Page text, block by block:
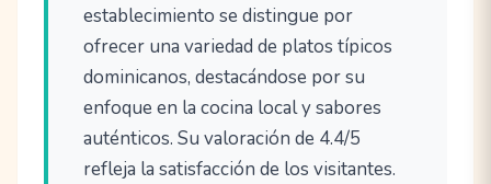
establecimiento se distingue por
ofrecer una variedad de platos típicos
dominicanos, destacándose por su
enfoque en la cocina local y sabores
auténticos. Su valoración de 4.4/5
refleja la satisfacción de los visitantes.